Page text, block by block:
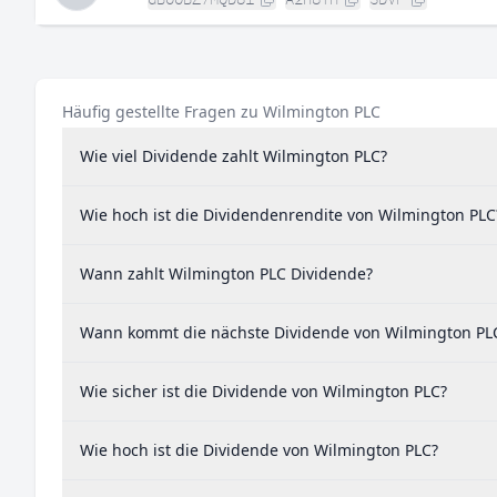
Häufig gestellte Fragen zu Wilmington PLC
Wie viel Dividende zahlt Wilmington PLC?
Wie hoch ist die Dividendenrendite von Wilmington
Wann zahlt Wilmington PLC Dividende?
Wann kommt die nächste Dividende von Wilmington
Wie sicher ist die Dividende von Wilmington PLC?
Wie hoch ist die Dividende von Wilmington PLC?